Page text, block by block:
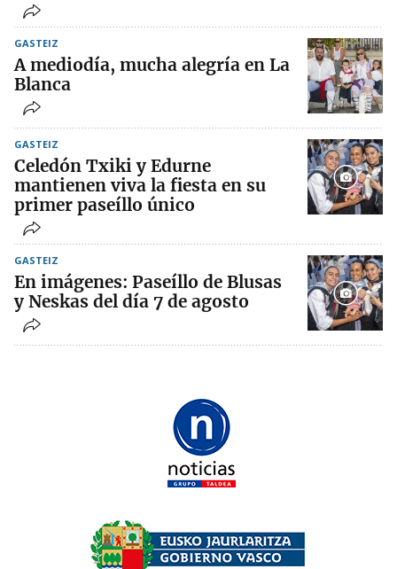
GASTEIZ
A mediodía, mucha alegría en La
Blanca
GASTEIZ
Celedón Txiki y Edurne
mantienen viva la fiesta en su
primer paseíllo único
GASTEIZ
En imágenes: Paseíllo de Blusas
y Neskas del día 7 de agosto